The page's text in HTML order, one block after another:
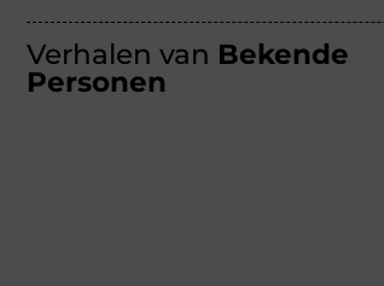
Verhalen van Bekende
Personen